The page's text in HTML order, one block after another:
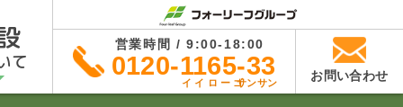
営業時間 / 9:00-18:00
0120-1165-33
イイローゴサンサン お問い合わせ
て